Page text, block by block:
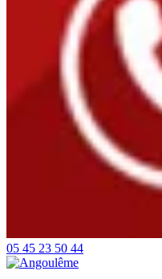
05 45 23 50 44